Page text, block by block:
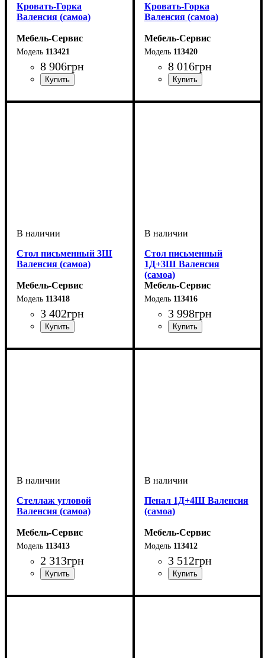
Кровать-Горка
Валенсия (самоа)
Мебель-Сервис
113421
8 906грн
Кровать-Горка
Валенсия (самоа)
Мебель-Сервис
113420
8 016грн
Стол письменный 3Ш
Валенсия (самоа)
Мебель-Сервис
113418
3 402грн
Стол письменный
1Д+3Ш Валенсия
(самоа)
Мебель-Сервис
113416
3 998грн
Стеллаж угловой
Валенсия (самоа)
Мебель-Сервис
113413
2 313грн
Пенал 1Д+4Ш Валенсия
(самоа)
Мебель-Сервис
113412
3 512грн